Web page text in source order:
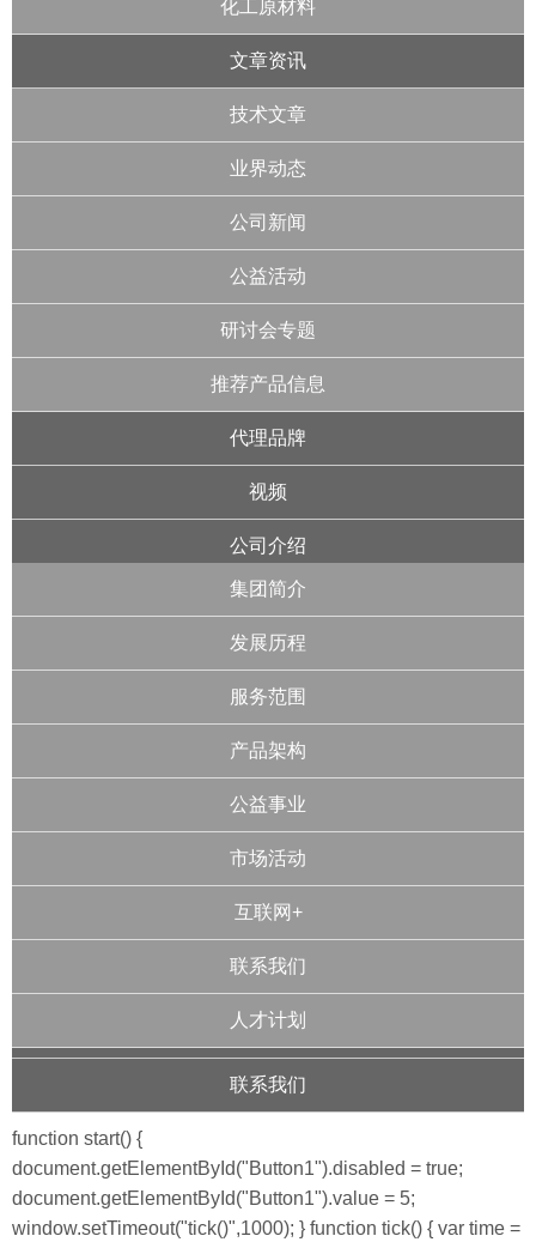
化工原材料
文章资讯
技术文章
业界动态
公司新闻
公益活动
研讨会专题
推荐产品信息
代理品牌
视频
公司介绍
集团简介
发展历程
服务范围
产品架构
公益事业
市场活动
互联网+
联系我们
人才计划
联系我们
function start() {
document.getElementById("Button1").disabled = true;
document.getElementById("Button1").value = 5;
window.setTimeout("tick()",1000); } function tick() { var time =